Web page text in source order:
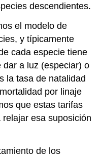
descendientes.
el modelo de
y típicamente
cada especie tiene
dar a luz (especiar) o
la tasa de natalidad
por linaje
que estas tarifas
esa suposición
de los